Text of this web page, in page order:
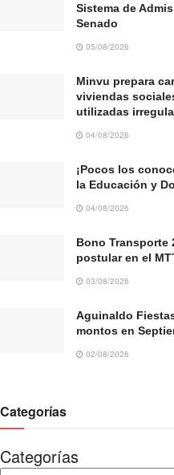
Sistema de
Senado
05/08/2026
Minvu prepara
viviendas
utilizadas
04/08/2026
¡Pocos los
la Educación y
04/08/2026
Bono Transporte
postular en el
03/08/2026
Aguinaldo
montos en
02/08/2026
Categorías
Categorías